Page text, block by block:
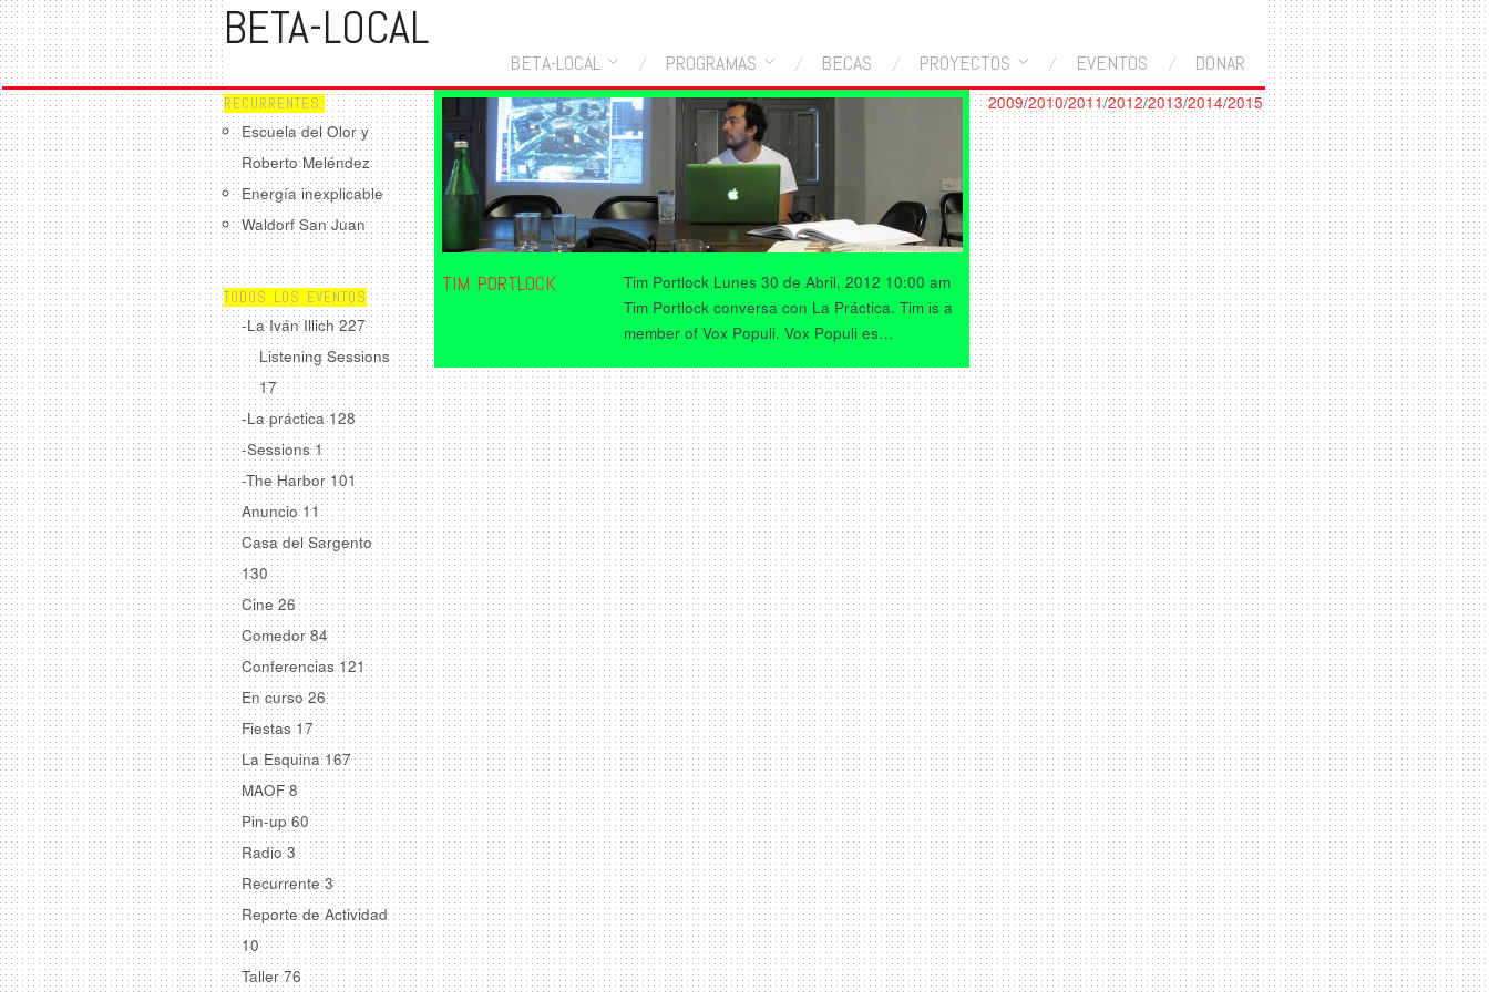
BETA-LOCAL
BETA-LOCAL PROGRAMAS BECAS PROYECTOS EVENTOS DONAR
RECURRENTES:
Escuela del Olor y
Roberto Meléndez
Energía inexplicable
Waldorf San Juan
TODOS LOS EVENTOS
-La Iván Illich227
Listening Sessions
17
-La práctica128
-Sessions 1
-The Harbor101
Anuncio11
Casa del Sargento
130
Cine26
Comedor 84
Conferencias121
En curso26
Fiestas17
La Esquina167
MAOF8
Pin-up60
Radio3
Recurrente3
Reporte de Actividad
10
Taller76
TIM PORTLOCK
Tim Portlock Lunes 30 de Abril, 2012 10:00 am
Tim Portlock conversa con La Práctica. Tim is a
member of Vox Populi. Vox Populi es…
2009/2010/2011/2012/2013/2014/2015